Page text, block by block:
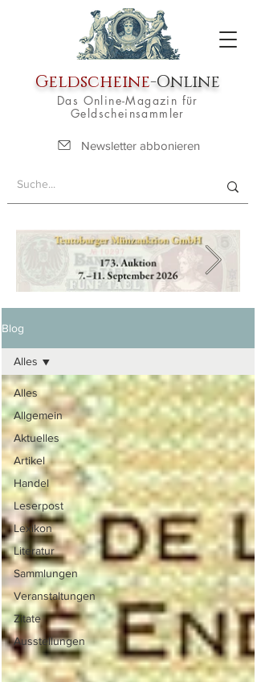
Geldscheine-Online
Das Online-Magazin für
Geldscheinsammler
Newsletter abbonieren
Blog
Alles
Allgemein
Aktuelles
Artikel
Handel
Leserpost
Lexikon
Literatur
Sammlungen
Veranstaltungen
Zitate
Ausstellungen
Alles